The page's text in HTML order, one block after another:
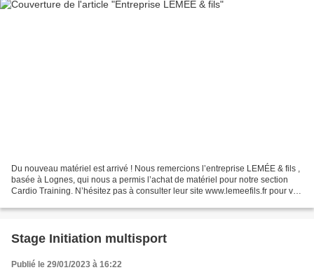
Du nouveau matériel est arrivé ! Nous remercions l’entreprise LEMÉE & fils ,
basée à Lognes, qui nous a permis l’achat de matériel pour notre section
Cardio Training. N’hésitez pas à consulter leur site www.lemeefils.fr pour vos
Stage Initiation multisport
Publié le 29/01/2023 à 16:22